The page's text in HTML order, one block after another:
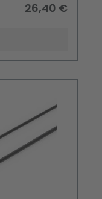
26,40 €